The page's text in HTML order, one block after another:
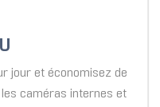
jour et économisez de
les caméras internes et